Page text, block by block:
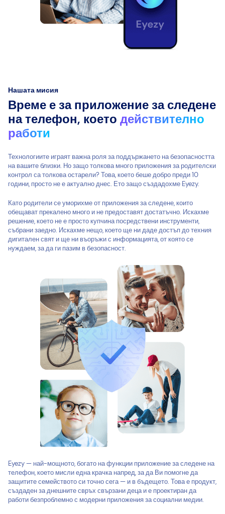
Нашата мисия
Време е за приложение за следене
на телефон, което действително
работи
Технологиите играят важна роля за поддържането на безопасността
на вашите близки. Но защо толкова много приложения за родителски
контрол са толкова остарели? Това, което беше добро преди 10
години, просто не е актуално днес. Ето защо създадохме Eyezy.
Като родители се уморихме от приложения за следене, които
обещават прекалено много и не предоставят достатъчно. Искахме
решение, което не е просто купчина посредствени инструменти,
събрани заедно. Искахме нещо, което ще ни даде достъп до техния
дигитален свят и ще ни въоръжи с информацията, от която се
нуждаем, за да ги пазим в безопасност.
Eyezy — най-мощното, богато на функции приложение за следене на
телефон, което мисли една крачка напред, за да Ви помогне да
защитите семейството си точно сега — и в бъдещето. Това е продукт,
създаден за днешните свръх свързани деца и е проектиран да
работи безпроблемно с модерни приложения за социални медии.